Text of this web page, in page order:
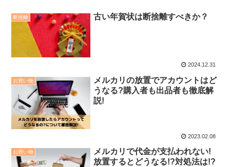
断捨離 古い年賀状は断捨離すべきか？
2024.12.31
お買い物
メルカリの放置でアカウントはど
うなる?購入者も出品者も徹底解
説!
2023.02.08
お買い物
メルカリで代金が支払われない!
放置するとどうなる!?対処法は!?